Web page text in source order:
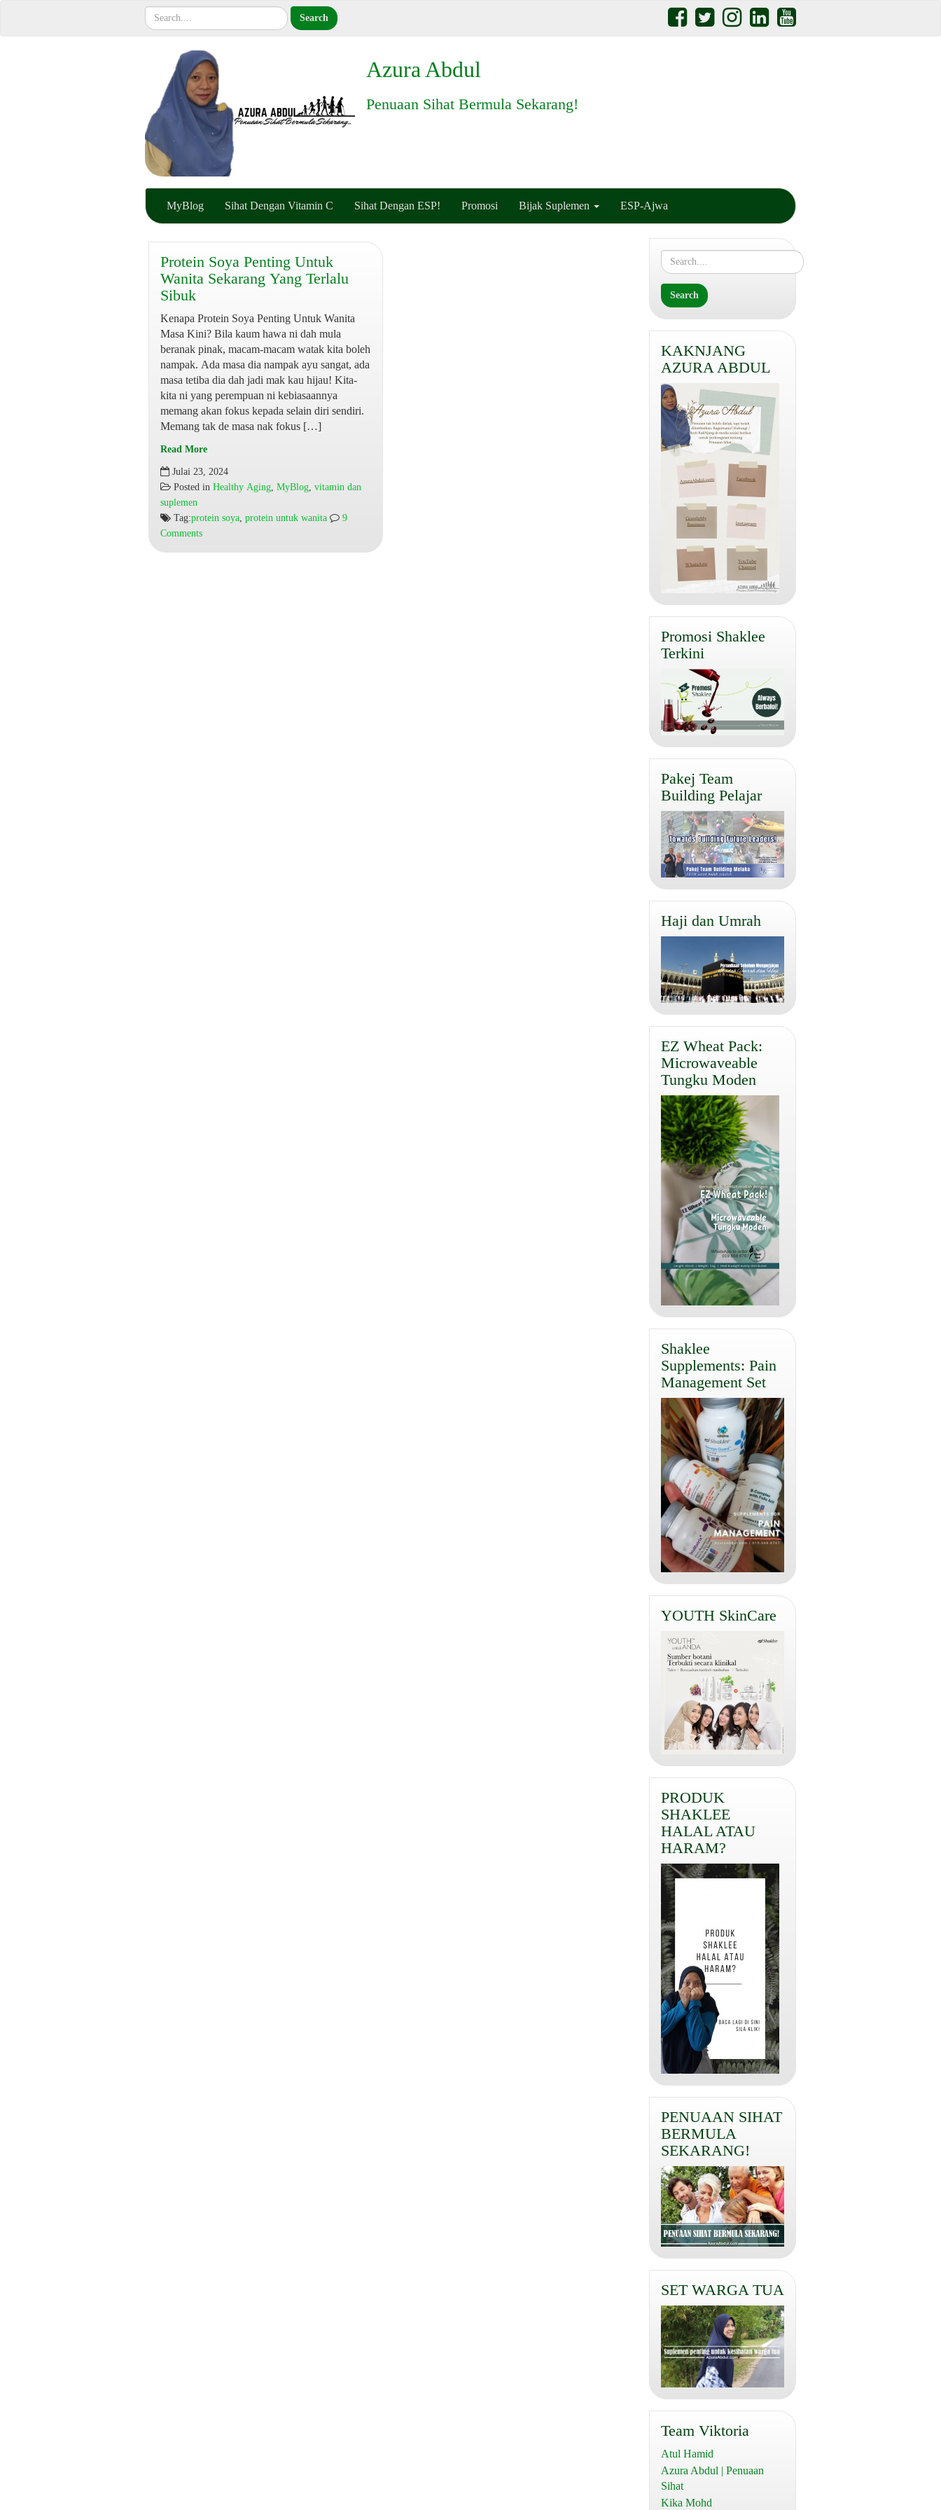
Azura Abdul
Penuaan Sihat Bermula Sekarang!
MyBlog Sihat Dengan Vitamin C Sihat Dengan ESP! Promosi Bijak Suplemen ESP-Ajwa
Protein Soya Penting Untuk
Wanita Sekarang Yang Terlalu
Sibuk
Kenapa Protein Soya Penting Untuk Wanita
Masa Kini? Bila kaum hawa ni dah mula
beranak pinak, macam-macam watak kita boleh
nampak. Ada masa dia nampak ayu sangat, ada
masa tetiba dia dah jadi mak kau hijau! Kita-
kita ni yang perempuan ni kebiasaannya
memang akan fokus kepada selain diri sendiri.
Memang tak de masa nak fokus […]
Read More
Soya
Penting
Untuk
Wanita
Sekarang
Yang
Julai 23, 2024
Posted in Healthy Aging, MyBlog, vitamin dan
suplemen
Tag:protein soya, protein untuk wanita
9
Comments
KAKNJANG
AZURA ABDUL
Promosi Shaklee
Terkini
Pakej Team
Building Pelajar
Haji dan Umrah
EZ Wheat Pack:
Microwaveable
Tungku Moden
Shaklee
Supplements: Pain
Management Set
YOUTH SkinCare
PRODUK
SHAKLEE
HALAL ATAU
HARAM?
PENUAAN SIHAT
BERMULA
SEKARANG!
SET WARGA TUA
Team Viktoria
Atul Hamid
Azura Abdul | Penuaan
Sihat
Kika Mohd